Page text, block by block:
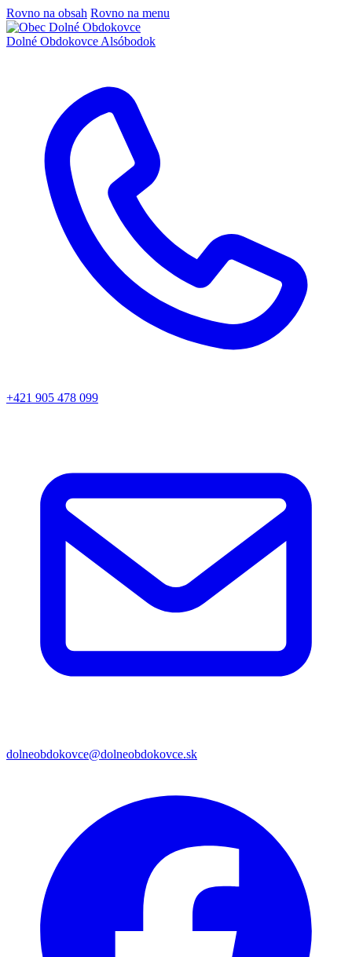
Rovno na obsah Rovno na menu
Dolné Obdokovce Alsóbodok
+421 905 478 099
dolneobdokovce@dolneobdokovce.sk